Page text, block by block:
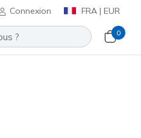
Connexion FRA | EUR
0